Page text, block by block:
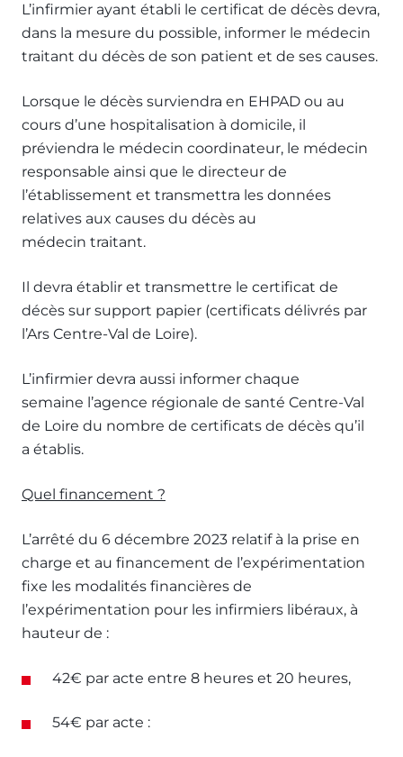
L’infirmier ayant établi le certificat de décès devra,
dans la mesure du possible, informer le médecin
traitant du décès de son patient et de ses causes.
Lorsque le décès surviendra en EHPAD ou au
cours d’une hospitalisation à domicile, il
préviendra le médecin coordinateur, le médecin
responsable ainsi que le directeur de
l’établissement et transmettra les données
relatives aux causes du décès au
médecin traitant.
Il devra établir et transmettre le certificat de
décès sur support papier (certificats délivrés par
l’Ars Centre-Val de Loire).
L’infirmier devra aussi informer chaque
semaine l’agence régionale de santé Centre-Val
de Loire du nombre de certificats de décès qu’il
a établis.
Quel financement ?
L’arrêté du 6 décembre 2023 relatif à la prise en
charge et au financement de l’expérimentation
fixe les modalités financières de
l’expérimentation pour les infirmiers libéraux, à
hauteur de :
42€ par acte entre 8 heures et 20 heures,
54€ par acte :